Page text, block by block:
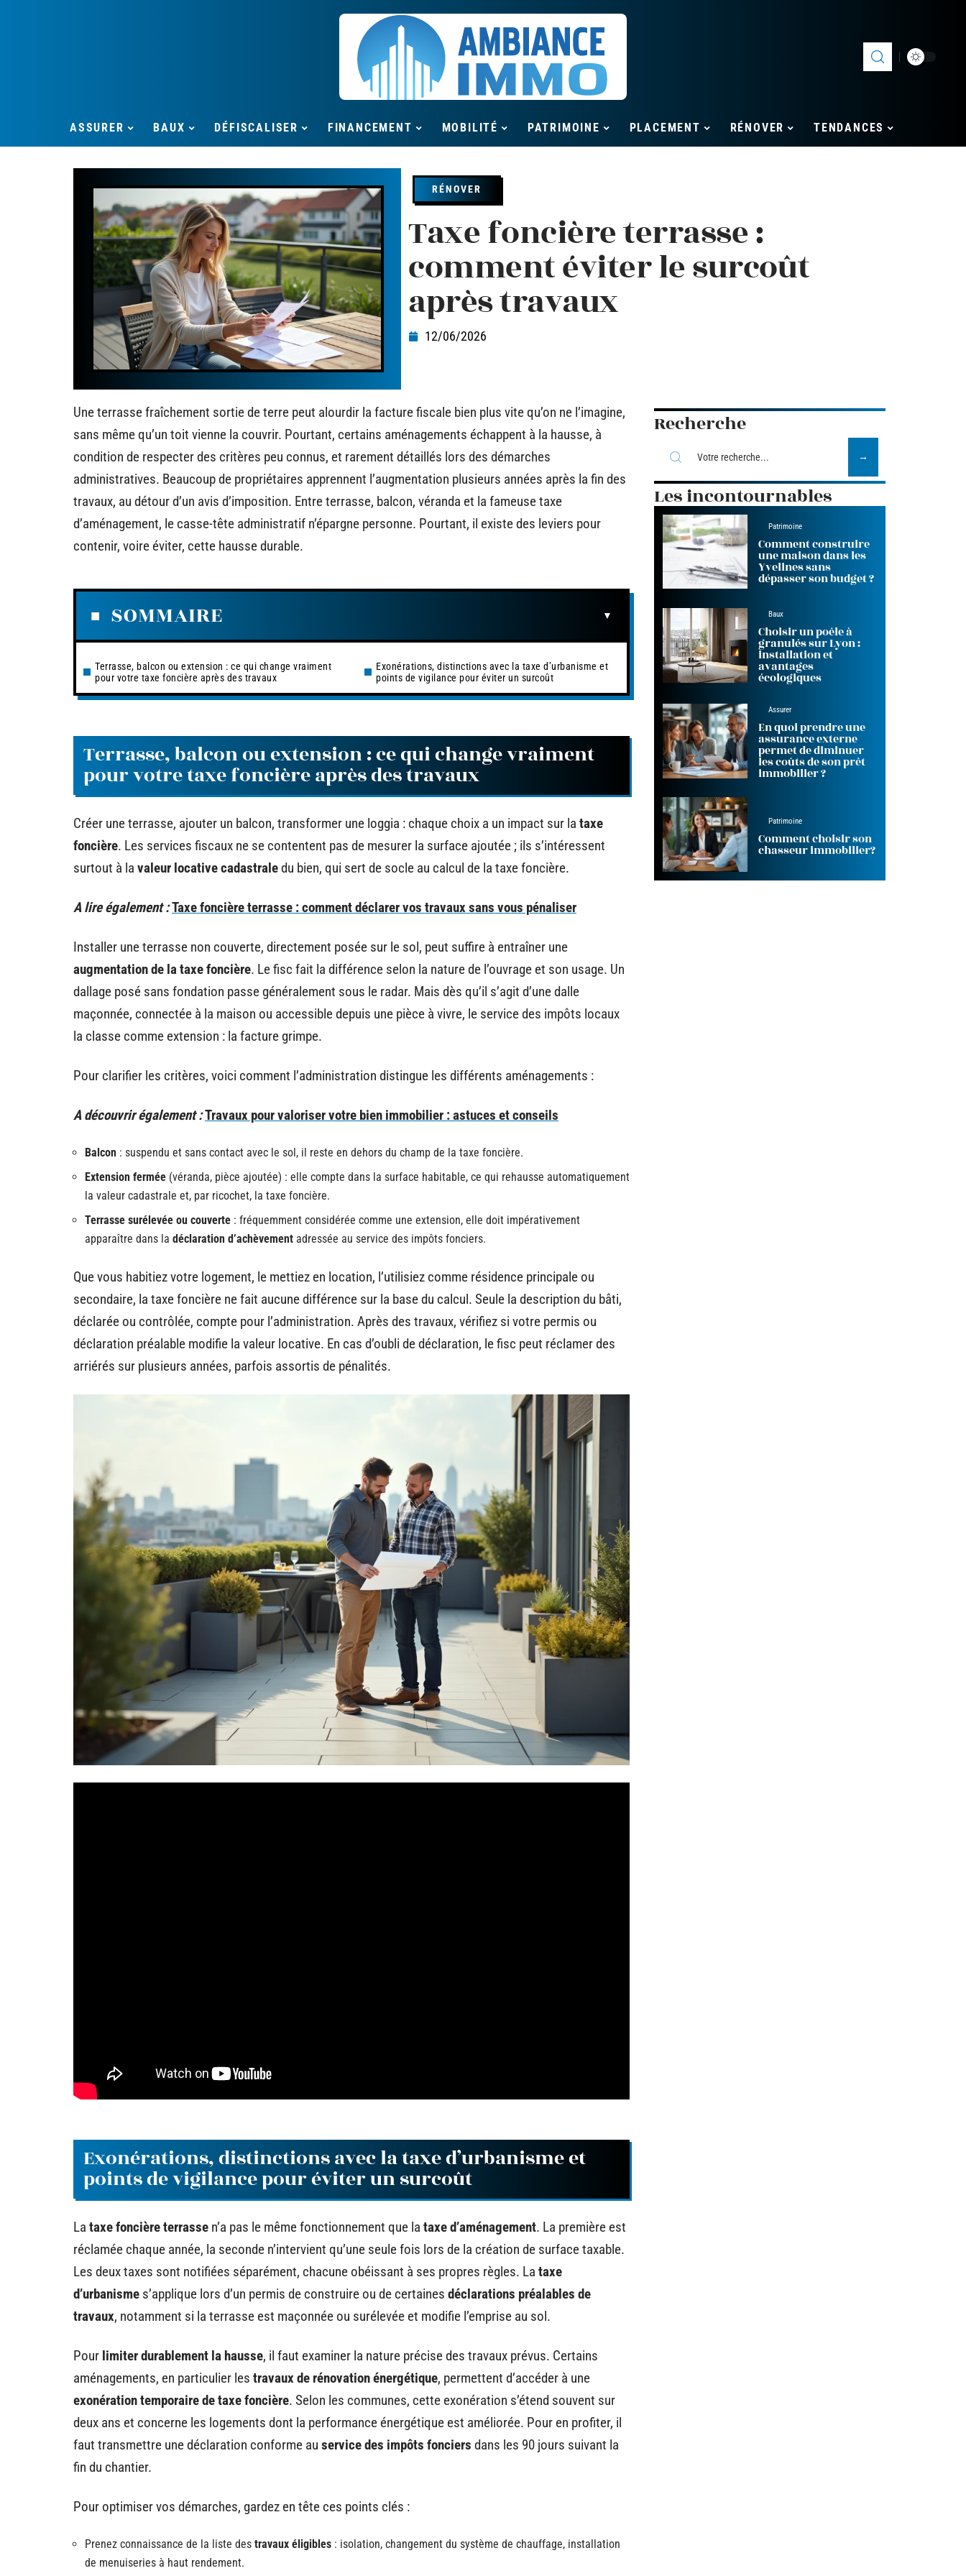
ASSURER BAUX DÉFISCALISER FINANCEMENT MOBILITÉ PATRIMOINE PLACEMENT RÉNOVER TENDANCES
RÉNOVER
Taxe foncière terrasse :
comment éviter le surcoût
après travaux
12/06/2026
Une terrasse fraîchement sortie de terre peut alourdir la facture fiscale bien plus vite qu’on ne l’imagine,
sans même qu’un toit vienne la couvrir. Pourtant, certains aménagements échappent à la hausse, à
condition de respecter des critères peu connus, et rarement détaillés lors des démarches
administratives. Beaucoup de propriétaires apprennent l’augmentation plusieurs années après la fin des
travaux, au détour d’un avis d’imposition. Entre terrasse, balcon, véranda et la fameuse taxe
d’aménagement, le casse-tête administratif n’épargne personne. Pourtant, il existe des leviers pour
contenir, voire éviter, cette hausse durable.
SOMMAIRE
Terrasse, balcon ou extension : ce qui change vraiment
pour votre taxe foncière après des travaux
Exonérations, distinctions avec la taxe d’urbanisme et
points de vigilance pour éviter un surcoût
Terrasse, balcon ou extension : ce qui change vraiment
pour votre taxe foncière après des travaux
Créer une terrasse, ajouter un balcon, transformer une loggia : chaque choix a un impact sur la taxe
foncière. Les services fiscaux ne se contentent pas de mesurer la surface ajoutée ; ils s’intéressent
surtout à la valeur locative cadastraledu bien, qui sert de socle au calcul de la taxe foncière.
A lire également :Taxe foncière terrasse : comment déclarer vos travaux sans vous pénaliser
Installer une terrasse non couverte, directement posée sur le sol, peut suffire à entraîner une
augmentation de la taxe foncière. Le fisc fait la différence selon la nature de l’ouvrage et son usage. Un
dallage posé sans fondation passe généralement sous le radar. Mais dès qu’il s’agit d’une dalle
maçonnée, connectée à la maison ou accessible depuis une pièce à vivre, le service des impôts locaux
la classe comme extension : la facture grimpe.
Pour clarifier les critères, voici comment l’administration distingue les différents aménagements :
A découvrir également :Travaux pour valoriser votre bien immobilier : astuces et conseils
Balcon : suspendu et sans contact avec le sol, il reste en dehors du champ de la taxe foncière.
Extension fermée (véranda, pièce ajoutée) : elle compte dans la surface habitable, ce qui rehausse automatiquement
la valeur cadastrale et, par ricochet, la taxe foncière.
Terrasse surélevée ou couverte : fréquemment considérée comme une extension, elle doit impérativement
apparaître dans la déclaration d’achèvement adressée au service des impôts fonciers.
Que vous habitiez votre logement, le mettiez en location, l’utilisiez comme résidence principale ou
secondaire, la taxe foncière ne fait aucune différence sur la base du calcul. Seule la description du bâti,
déclarée ou contrôlée, compte pour l’administration. Après des travaux, vérifiez si votre permis ou
déclaration préalable modifie la valeur locative. En cas d’oubli de déclaration, le fisc peut réclamer des
arriérés sur plusieurs années, parfois assortis de pénalités.
Exonérations, distinctions avec la taxe d’urbanisme et
points de vigilance pour éviter un surcoût
La taxe foncière terrasse n’a pas le même fonctionnement que la taxe d’aménagement. La première est
réclamée chaque année, la seconde n’intervient qu’une seule fois lors de la création de surface taxable.
Les deux taxes sont notifiées séparément, chacune obéissant à ses propres règles. La taxe
d’urbanisme s’applique lors d’un permis de construire ou de certaines déclarations préalables de
travaux, notamment si la terrasse est maçonnée ou surélevée et modifie l’emprise au sol.
Pour limiter durablement la hausse, il faut examiner la nature précise des travaux prévus. Certains
aménagements, en particulier les travaux de rénovation énergétique, permettent d’accéder à une
exonération temporaire de taxe foncière. Selon les communes, cette exonération s’étend souvent sur
deux ans et concerne les logements dont la performance énergétique est améliorée. Pour en profiter, il
faut transmettre une déclaration conforme au service des impôts fonciers dans les 90 jours suivant la
fin du chantier.
Pour optimiser vos démarches, gardez en tête ces points clés :
Prenez connaissance de la liste des travaux éligibles : isolation, changement du système de chauffage, installation
de menuiseries à haut rendement.
Recherche
Les incontournables
Patrimoine
Comment construire
une maison dans les
Yvelines sans
dépasser son budget ?
Baux
Choisir un poêle à
granulés sur Lyon :
installation et
avantages
écologiques
Assurer
En quoi prendre une
assurance externe
permet de diminuer
les coûts de son prêt
immobilier ?
Patrimoine
Comment choisir son
chasseur immobilier?